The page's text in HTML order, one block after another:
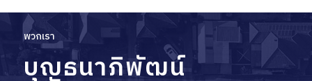
พวกเรา
บุญธนาภิพัฒน์